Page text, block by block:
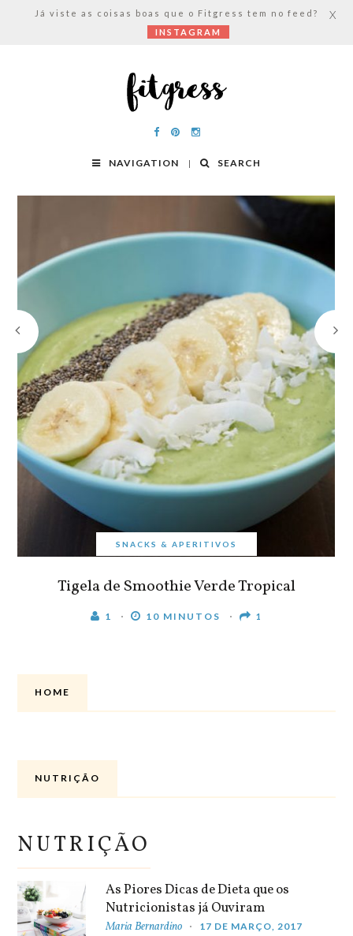
NAVIGATION SEARCH
SNACKS & APERITIVOS
Tigela de Smoothie Verde Tropical
1 10 MINUTOS 1
HOME
NUTRIÇÃO
NUTRIÇÃO
As Piores Dicas de Dieta que os
Nutricionistas já Ouviram
Maria Bernardino 17 DE MARÇO, 2017
Já viste as coisas boas que o Fitgress tem no feed?
INSTAGRAM
X